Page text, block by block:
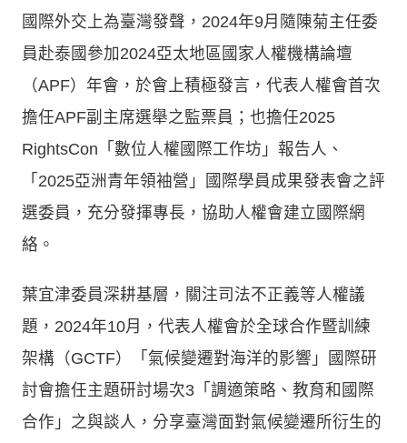
國際外交上為臺灣發聲，2024年9月隨陳菊主任委
員赴泰國參加2024亞太地區國家人權機構論壇
（APF）年會，於會上積極發言，代表人權會首次
擔任APF副主席選舉之監票員；也擔任2025
RightsCon「數位人權國際工作坊」報告人、
「2025亞洲青年領袖營」國際學員成果發表會之評
選委員，充分發揮專長，協助人權會建立國際網
絡。
葉宜津委員深耕基層，關注司法不正義等人權議
題，2024年10月，代表人權會於全球合作暨訓練
架構（GCTF）「氣候變遷對海洋的影響」國際研
討會擔任主題研討場次3「調適策略、教育和國際
合作」之與談人，分享臺灣面對氣候變遷所衍生的